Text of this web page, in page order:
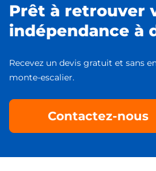
Prêt à retrouver
indépendance à
Recevez un devis gratuit et sans
monte-escalier.
Contactez-nous